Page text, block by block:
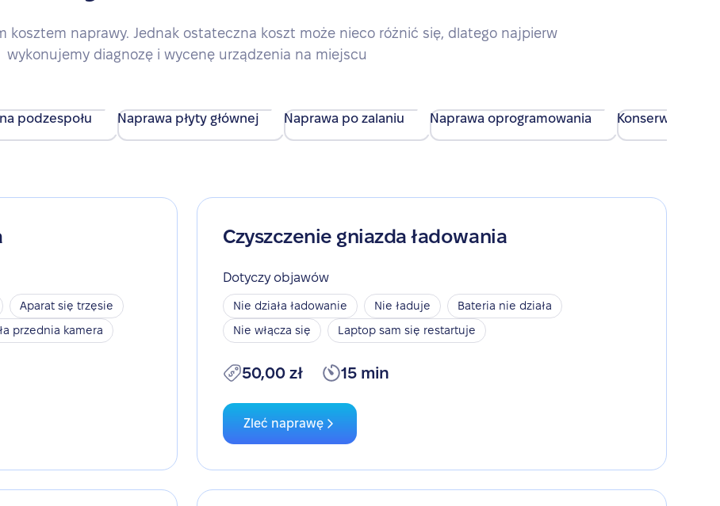
kosztem naprawy. Jednak ostateczna koszt może nieco różnić się, dlatego najpierw
wykonujemy diagnozę i wycenę urządzenia na miejscu
podzespołu Naprawa płyty głównej Naprawa po zalaniu Naprawa oprogramowania Konserwacja
Aparat się trzęsie
przednia kamera
Czyszczenie gniazda ładowania
Dotyczy objawów
Nie działa ładowanie Nie ładuje
Bateria nie działa
Nie włącza się
Laptop sam się restartuje
50,00 zł 15 min
Zleć naprawę